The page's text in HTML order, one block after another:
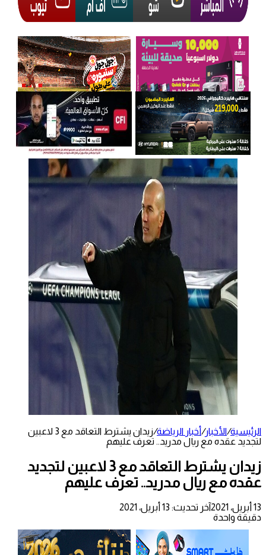
الرئيسية/الأخبار/أخبار الرياضة/
زيدان يشترط التعاقد مع 3 لاعبين
لتجديد عقده مع ريال مدريد.. تعرف عليهم
زيدان يشترط التعاقد مع 3 لاعبين لتجديد
عقده مع ريال مدريد.. تعرف عليهم
13 أبريل، 2021
آخر تحديث: 13 أبريل، 2021
دقيقة واحدة